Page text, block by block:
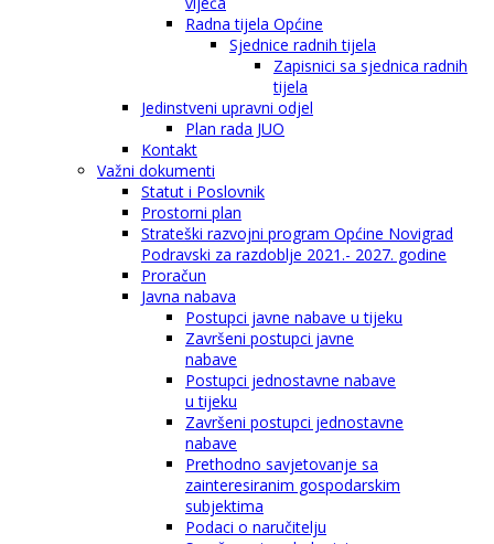
Radna tijela Općine
Sjednice radnih tijela
Zapisnici sa sjednica radnih
tijela
Jedinstveni upravni odjel
Plan rada JUO
Kontakt
Važni dokumenti
Statut i Poslovnik
Prostorni plan
Strateški razvojni program Općine Novigrad
Podravski za razdoblje 2021.- 2027. godine
Proračun
Javna nabava
Postupci javne nabave u tijeku
Završeni postupci javne
nabave
Postupci jednostavne nabave
u tijeku
Završeni postupci jednostavne
nabave
Prethodno savjetovanje sa
zainteresiranim gospodarskim
subjektima
Podaci o naručitelju